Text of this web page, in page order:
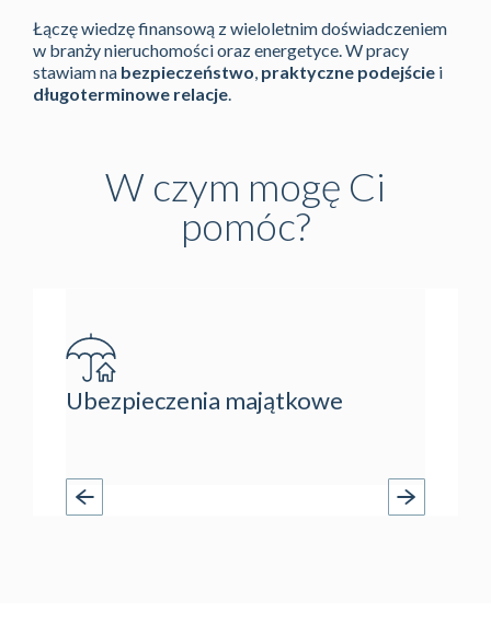
Łączę wiedzę finansową z wieloletnim doświadczeniem
w branży nieruchomości oraz energetyce. W pracy
stawiam na bezpieczeństwo, praktyczne podejście i
długoterminowe relacje.
W czym mogę Ci
pomóc?
Ubezpieczenia majątkowe